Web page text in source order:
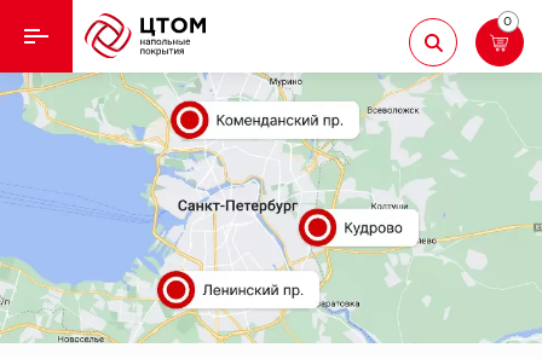
Назад
Кварцвиниловая плитка
Назад
Aberhof
Adelar
Alfa
AllureFloor
Ламинат
Ковролин
Линолеум
0